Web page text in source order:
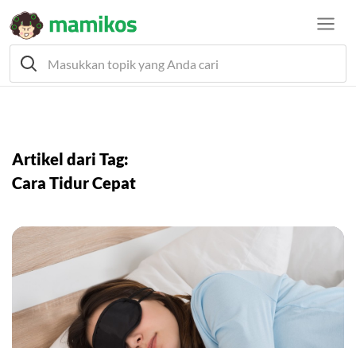
Artikel dari Tag:
Cara Tidur Cepat